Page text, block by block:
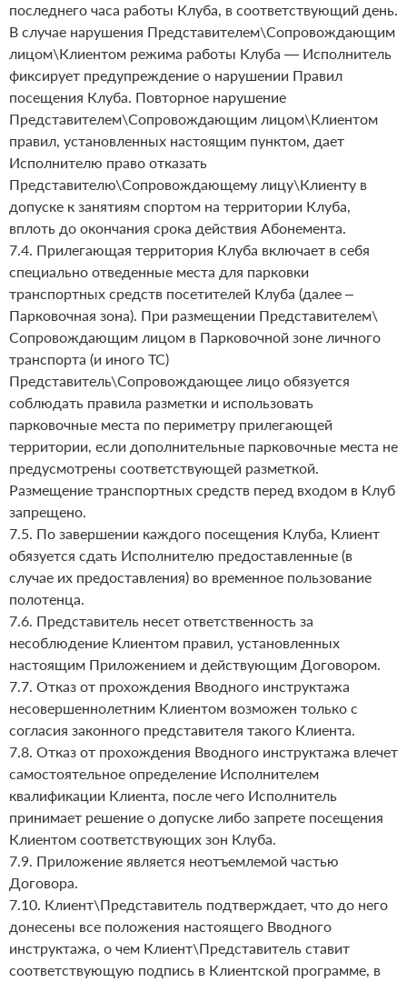
последнего часа работы Клуба, в соответствующий день.
В случае нарушения Представителем\Сопровождающим
лицом\Клиентом режима работы Клуба — Исполнитель
фиксирует предупреждение о нарушении Правил
посещения Клуба. Повторное нарушение
Представителем\Сопровождающим лицом\Клиентом
правил, установленных настоящим пунктом, дает
Исполнителю право отказать
Представителю\Сопровождающему лицу\Клиенту в
допуске к занятиям спортом на территории Клуба,
вплоть до окончания срока действия Абонемента.
7.4. Прилегающая территория Клуба включает в себя
специально отведенные места для парковки
транспортных средств посетителей Клуба (далее –
Парковочная зона). При размещении Представителем\
Сопровождающим лицом в Парковочной зоне личного
транспорта (и иного ТС)
Представитель\Сопровождающее лицо обязуется
соблюдать правила разметки и использовать
парковочные места по периметру прилегающей
территории, если дополнительные парковочные места не
предусмотрены соответствующей разметкой.
Размещение транспортных средств перед входом в Клуб
запрещено.
7.5. По завершении каждого посещения Клуба, Клиент
обязуется сдать Исполнителю предоставленные (в
случае их предоставления) во временное пользование
полотенца.
7.6. Представитель несет ответственность за
несоблюдение Клиентом правил, установленных
настоящим Приложением и действующим Договором.
7.7. Отказ от прохождения Вводного инструктажа
несовершеннолетним Клиентом возможен только с
согласия законного представителя такого Клиента.
7.8. Отказ от прохождения Вводного инструктажа влечет
самостоятельное определение Исполнителем
квалификации Клиента, после чего Исполнитель
принимает решение о допуске либо запрете посещения
Клиентом соответствующих зон Клуба.
7.9. Приложение является неотъемлемой частью
Договора.
7.10. Клиент\Представитель подтверждает, что до него
донесены все положения настоящего Вводного
инструктажа, о чем Клиент\Представитель ставит
соответствующую подпись в Клиентской программе, в